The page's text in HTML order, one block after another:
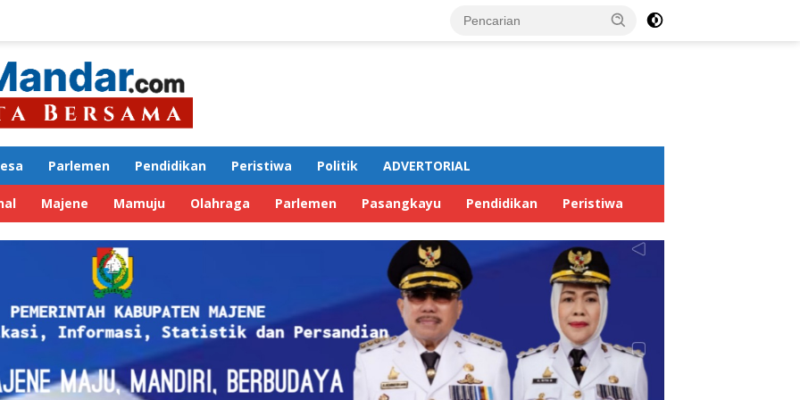
Parlemen Pendidikan Peristiwa Politik ADVERTORIAL
Majene Mamuju Olahraga Parlemen Pasangkayu Pendidikan Peristiwa